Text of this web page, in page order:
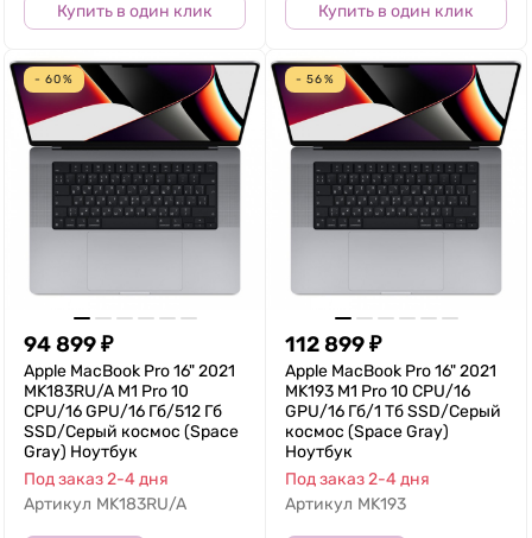
Купить в один клик Купить в один клик
- 60%
94 899₽
Apple MacBook Pro 16" 2021
MK183RU/A M1 Pro 10
CPU/16 GPU/16 Гб/512 Гб
SSD/Серый космос (Space
Gray) Ноутбук
Под заказ 2-4 дня
Артикул MK183RU/A
- 56%
112 899₽
Apple MacBook Pro 16" 2021
MK193 M1 Pro 10 CPU/16
GPU/16 Гб/1 Тб SSD/Серый
космос (Space Gray)
Ноутбук
Под заказ 2-4 дня
Артикул MK193